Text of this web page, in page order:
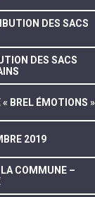
DES SACS
DES SACS
BREL ÉMOTIONS »
2019
COMMUNE –